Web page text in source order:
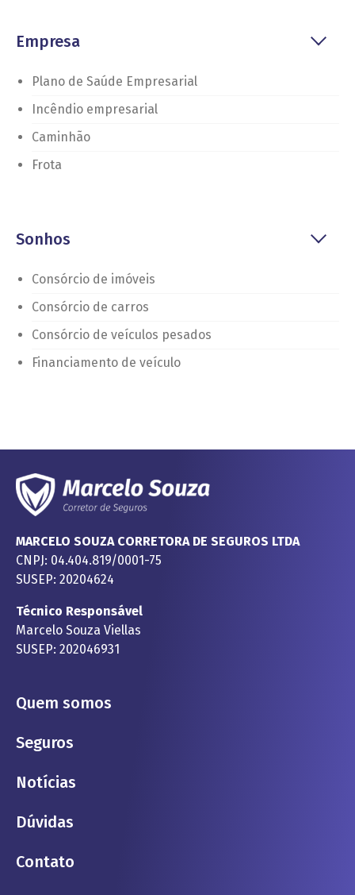
Empresa
Plano de Saúde Empresarial
Incêndio empresarial
Caminhão
Frota
Sonhos
Consórcio de imóveis
Consórcio de carros
Consórcio de veículos pesados
Financiamento de veículo
MARCELO SOUZA CORRETORA DE SEGUROS LTDA
CNPJ: 04.404.819/0001-75
SUSEP: 20204624
Técnico Responsável
Marcelo Souza Viellas
SUSEP: 202046931
Quem somos
Seguros
Notícias
Dúvidas
Contato